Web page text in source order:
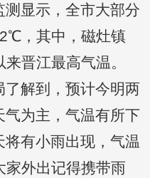
显示，全市大部分
，其中，磁灶镇
晋江最高气温。
解到，预计今明两
为主，气温有所下
有小雨出现，气温
外出记得携带雨